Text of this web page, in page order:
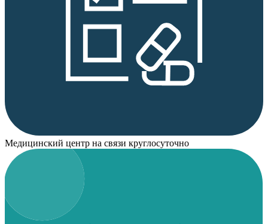
Медицинский центр на связи круглосуточно